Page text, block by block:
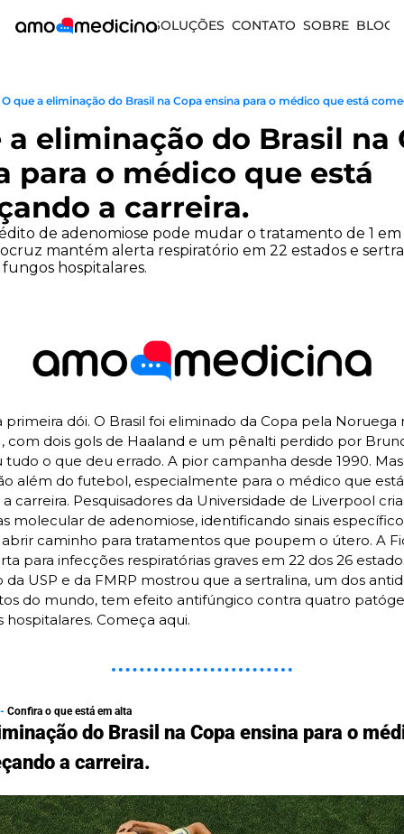
SOLUÇÕES CONTATO SOBRE BLOG
O que a eliminação do Brasil na Copa ensina para o médico que está
a eliminação do Brasil na
para o médico que está
a carreira.
de adenomiose pode mudar o tratamento de 1 em
mantém alerta respiratório em 22 estados e
hospitalares.
primeira dói. O Brasil foi eliminado da Copa pela Noruega
com dois gols de Haaland e um pênalti perdido por
tudo o que deu errado. A pior campanha desde 1990.
além do futebol, especialmente para o médico que está
carreira. Pesquisadores da Universidade de Liverpool
molecular de adenomiose, identificando sinais
caminho para tratamentos que poupem o útero. A
para infecções respiratórias graves em 22 dos 26
da USP e da FMRP mostrou que a sertralina, um dos
do mundo, tem efeito antifúngico contra quatro
hospitalares. Começa aqui.
- Confira o que está em alta
do Brasil na Copa ensina para o
a carreira.